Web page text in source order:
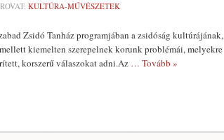
ROVAT: KULTÚRA-MŰVÉSZETEK
Zsidó Tanház programjában a zsidóság kultúrájának,
kiemelten szerepelnek korunk problémái, melyekre
korszerű válaszokat adni.Az … Tovább »